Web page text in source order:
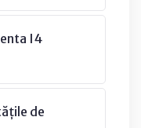
I4
de